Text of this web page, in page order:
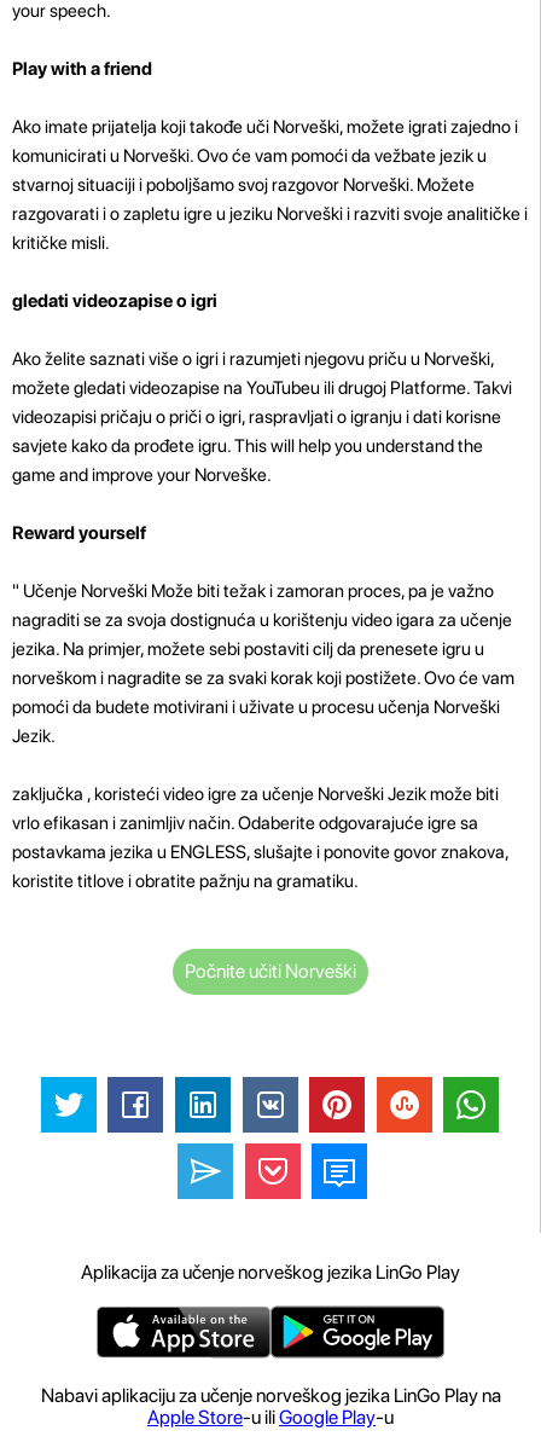
your speech.
Play with a friend
Ako imate prijatelja koji takođe uči Norveški, možete igrati zajedno i
komunicirati u Norveški. Ovo će vam pomoći da vežbate jezik u
stvarnoj situaciji i poboljšamo svoj razgovor Norveški. Možete
razgovarati i o zapletu igre u jeziku Norveški i razviti svoje analitičke i
kritičke misli.
gledati videozapise o igri
Ako želite saznati više o igri i razumjeti njegovu priču u Norveški,
možete gledati videozapise na YouTubeu ili drugoj Platforme. Takvi
videozapisi pričaju o priči o igri, raspravljati o igranju i dati korisne
savjete kako da prođete igru. This will help you understand the
game and improve your Norveške.
Reward yourself
" Učenje Norveški Može biti težak i zamoran proces, pa je važno
nagraditi se za svoja dostignuća u korištenju video igara za učenje
jezika. Na primjer, možete sebi postaviti cilj da prenesete igru ​​u
norveškom i nagradite se za svaki korak koji postižete. Ovo će vam
pomoći da budete motivirani i uživate u procesu učenja Norveški
Jezik.
zaključka , koristeći video igre za učenje Norveški Jezik može biti
vrlo efikasan i zanimljiv način. Odaberite odgovarajuće igre sa
postavkama jezika u ENGLESS, slušajte i ponovite govor znakova,
koristite titlove i obratite pažnju na gramatiku.
Počnite učiti Norveški
Aplikacija za učenje norveškog jezika LinGo Play
Nabavi aplikaciju za učenje norveškog jezika LinGo Play na
Apple Store-u iliGoogle Play-u